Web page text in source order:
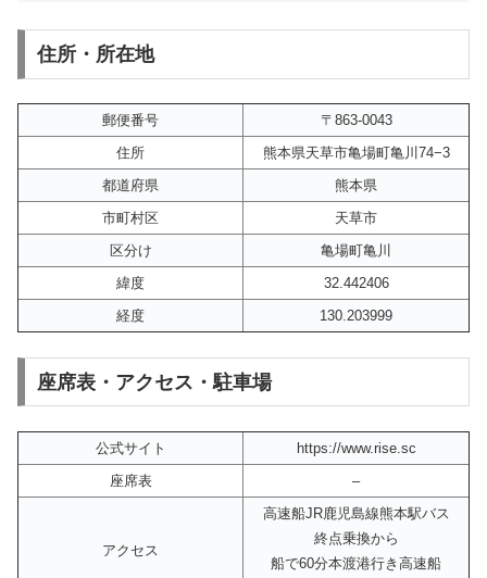
住所・所在地
郵便番号
〒863-0043
住所
熊本県天草市亀場町亀川74−3
都道府県
熊本県
市町村区
天草市
区分け
亀場町亀川
緯度
32.442406
経度
130.203999
座席表・アクセス・駐車場
公式サイト
https://www.rise.sc
座席表
–
アクセス
高速船JR鹿児島線熊本駅バス
終点乗換から
船で60分本渡港行き高速船